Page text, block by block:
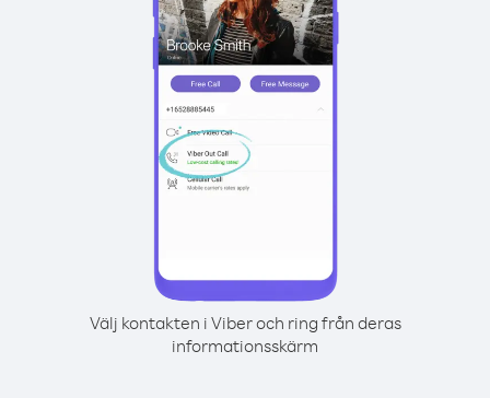
Välj kontakten i Viber och ring från deras
informationsskärm